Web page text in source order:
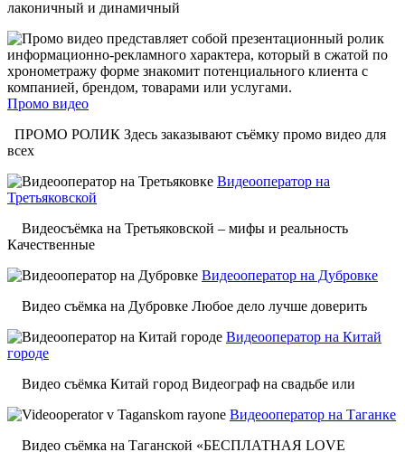
лаконичный и динамичный
Промо видео
ПРОМО РОЛИК Здесь заказывают съёмку промо видео для
всех
Видеооператор на
Третьяковской
Видеосъёмка на Третьяковской – мифы и реальность
Качественные
Видеооператор на Дубровке
Видео съёмка на Дубровке Любое дело лучше доверить
Видеооператор на Китай
городе
Видео съёмка Китай город Видеограф на свадьбе или
Видеооператор на Таганке
Видео съёмка на Таганской «БЕСПЛАТНАЯ LOVE